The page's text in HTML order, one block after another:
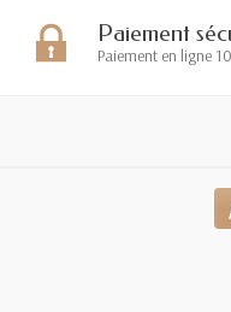
Paiement
Paiement en ligne